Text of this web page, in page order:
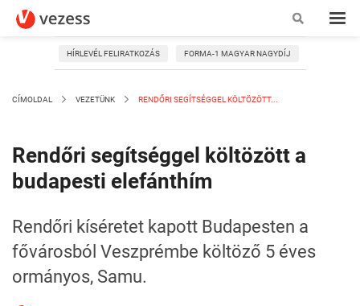
HÍRLEVÉL FELIRATKOZÁS FORMA-1 MAGYAR NAGYDÍJ
CÍMOLDAL VEZETÜNK RENDŐRI SEGÍTSÉGGEL KÖLTÖZÖTT...
Rendőri segítséggel költözött a
budapesti elefánthím
Rendőri kíséretet kapott Budapesten a
fővárosból Veszprémbe költöző 5 éves
ormányos, Samu.